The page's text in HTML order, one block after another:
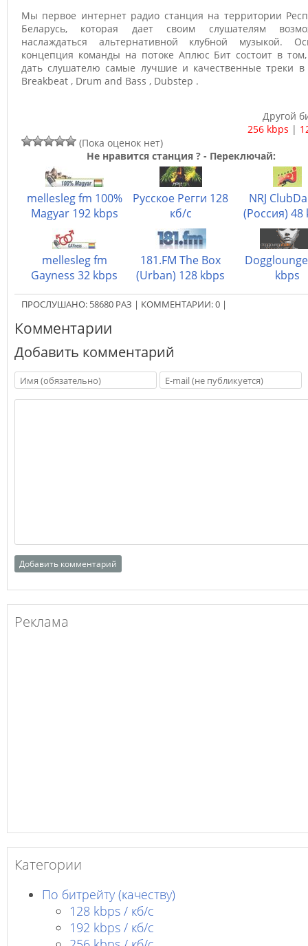
Мы первое интернет радио станция на территории
Беларусь, которая дает своим слушателям
наслаждаться альтернативной клубной музыкой.
концепция команды на потоке Аплюс Бит состоит в
дать слушателю самые лучшие и качественные треки в
Breakbeat , Drum and Bass , Dubstep .
Другой
256 kbps |
(Пока оценок нет)
Не нравится станция ? - Переключай:
mellesleg fm 100%
Magyar 192 kbps
Русское Регги 128
кб/с
NRJ
(Россия) 48
mellesleg fm
Gayness 32 kbps
181.FM The Box
(Urban) 128 kbps
kbps
ПРОСЛУШАНО: 58680 РАЗ | КОММЕНТАРИИ:0 |
Комментарии
Добавить комментарий
Реклама
Категории
По битрейту (качеству)
128 kbps / кб/c
192 kbps / кб/c